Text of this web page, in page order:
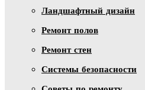
Ландшафтный дизайн
Ремонт полов
Ремонт стен
Системы безопасности